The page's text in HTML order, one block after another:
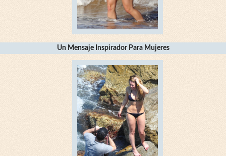
Un Mensaje Inspirador Para Mujeres